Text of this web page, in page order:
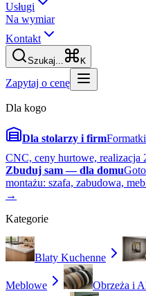
Usługi
Na wymiar
Kontakt
Szukaj... K
Zapytaj o cenę
Dla kogo
Dla stolarzy i firm
CNC, ceny hurtowe, realizacja
Zbuduj sam — dla domu
montażu: szafa, zabudowa,
→
Kategorie
Blaty Kuchenne
Meblowe Obrzeża i